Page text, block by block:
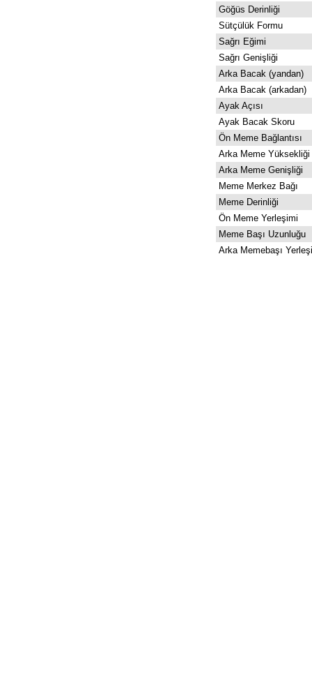
Göğüs Derinliği
Sütçülük Formu
Sağrı Eğimi
Sağrı Genişliği
Arka Bacak (yandan)
Arka Bacak (arkadan)
Ayak Açısı
Ayak Bacak Skoru
Ön Meme Bağlantısı
Arka Meme Yüksekliği
Arka Meme Genişliği
Meme Merkez Bağı
Meme Derinliği
Ön Meme Yerleşimi
Meme Başı Uzunluğu
Arka Memebaşı